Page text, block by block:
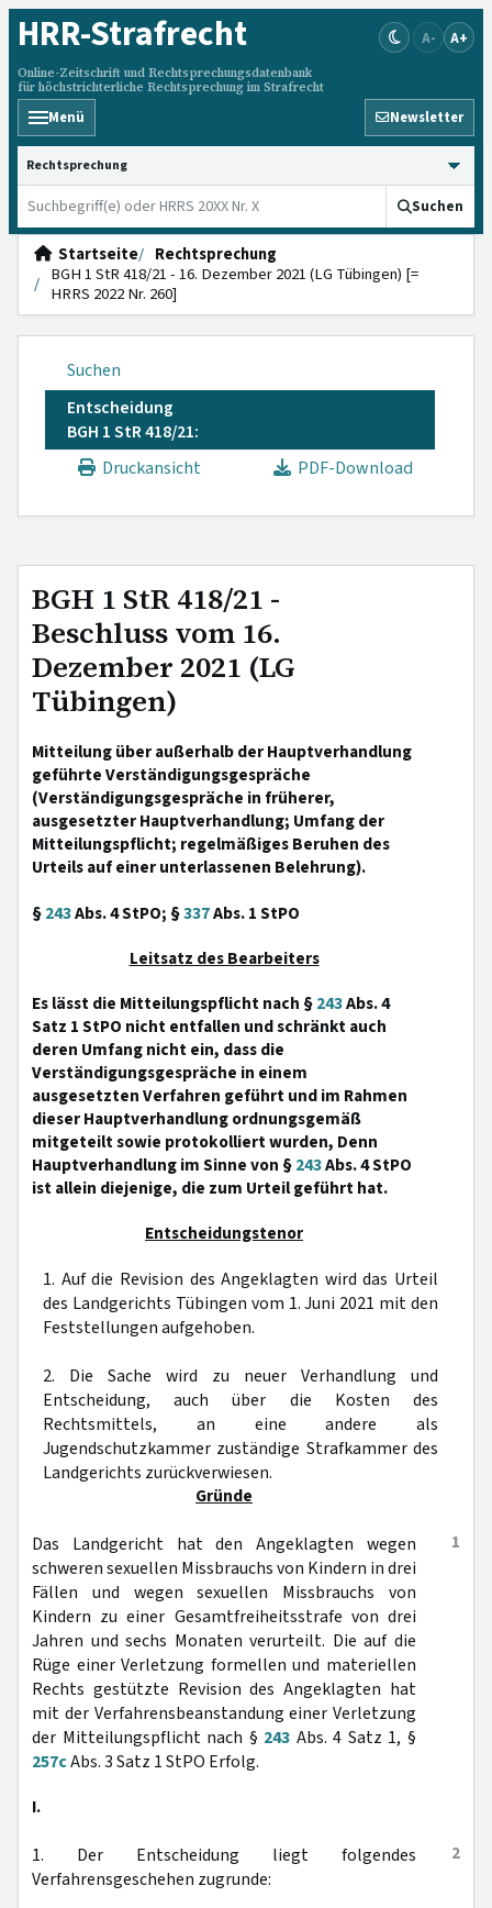
HRR-Strafrecht
Online-Zeitschrift und Rechtsprechungsdatenbank
für höchstrichterliche Rechtsprechung im Strafrecht
A- A+
Menü Newsletter
HRRS durchsuchen
Suchen
Startseite
Rechtsprechung
BGH 1 StR 418/21 - 16. Dezember 2021 (LG Tübingen) [=
HRRS 2022 Nr. 260]
Suchen
Entscheidung
BGH 1 StR 418/21:
Druckansicht
PDF-Download
BGH 1 StR 418/21 -
Beschluss vom 16.
Dezember 2021 (LG
Tübingen)
Mitteilung über außerhalb der Hauptverhandlung
geführte Verständigungsgespräche
(Verständigungsgespräche in früherer,
ausgesetzter Hauptverhandlung; Umfang der
Mitteilungspflicht; regelmäßiges Beruhen des
Urteils auf einer unterlassenen Belehrung).
§243Abs. 4 StPO; §337Abs. 1 StPO
Leitsatz des Bearbeiters
Es lässt die Mitteilungspflicht nach §243Abs. 4
Satz 1 StPO nicht entfallen und schränkt auch
deren Umfang nicht ein, dass die
Verständigungsgespräche in einem
ausgesetzten Verfahren geführt und im Rahmen
dieser Hauptverhandlung ordnungsgemäß
mitgeteilt sowie protokolliert wurden, Denn
Hauptverhandlung im Sinne von §243Abs. 4 StPO
ist allein diejenige, die zum Urteil geführt hat.
Entscheidungstenor
1. Auf die Revision des Angeklagten wird das Urteil
des Landgerichts Tübingen vom 1. Juni 2021 mit den
Feststellungen aufgehoben.
2. Die Sache wird zu neuer Verhandlung und
Entscheidung, auch über die Kosten des
Rechtsmittels, an eine andere als
Jugendschutzkammer zuständige Strafkammer des
Landgerichts zurückverwiesen.
Gründe
1
Das Landgericht hat den Angeklagten wegen
schweren sexuellen Missbrauchs von Kindern in drei
Fällen und wegen sexuellen Missbrauchs von
Kindern zu einer Gesamtfreiheitsstrafe von drei
Jahren und sechs Monaten verurteilt. Die auf die
Rüge einer Verletzung formellen und materiellen
Rechts gestützte Revision des Angeklagten hat
mit der Verfahrensbeanstandung einer Verletzung
der Mitteilungspflicht nach § 243 Abs. 4 Satz 1, §
257cAbs. 3 Satz 1 StPO Erfolg.
I.
2
1. Der Entscheidung liegt folgendes
Verfahrensgeschehen zugrunde: